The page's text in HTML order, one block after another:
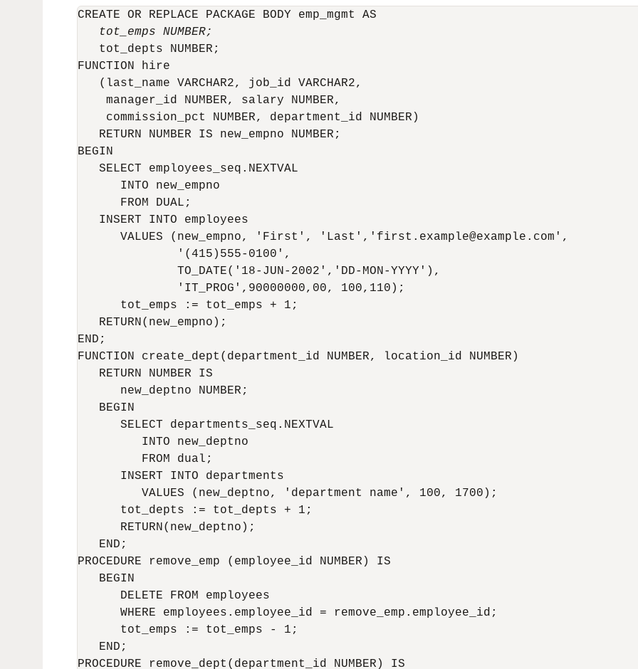
CREATE OR REPLACE PACKAGE BODY emp_mgmt AS
tot_emps NUMBER;
   tot_depts NUMBER;
FUNCTION hire
   (last_name VARCHAR2, job_id VARCHAR2,
    manager_id NUMBER, salary NUMBER,
    commission_pct NUMBER, department_id NUMBER)
   RETURN NUMBER IS new_empno NUMBER;
BEGIN
   SELECT employees_seq.NEXTVAL
      INTO new_empno
      FROM DUAL;
   INSERT INTO employees
      VALUES (new_empno, 'First', 'Last','first.example@example.com',
              '(415)555-0100',
              TO_DATE('18-JUN-2002','DD-MON-YYYY'),
              'IT_PROG',90000000,00, 100,110);
      tot_emps := tot_emps + 1;
   RETURN(new_empno);
END;
FUNCTION create_dept(department_id NUMBER, location_id NUMBER)
   RETURN NUMBER IS
      new_deptno NUMBER;
   BEGIN
      SELECT departments_seq.NEXTVAL
         INTO new_deptno
         FROM dual;
      INSERT INTO departments
         VALUES (new_deptno, 'department name', 100, 1700);
      tot_depts := tot_depts + 1;
      RETURN(new_deptno);
   END;
PROCEDURE remove_emp (employee_id NUMBER) IS
   BEGIN
      DELETE FROM employees
      WHERE employees.employee_id = remove_emp.employee_id;
      tot_emps := tot_emps - 1;
   END;
PROCEDURE remove_dept(department_id NUMBER) IS